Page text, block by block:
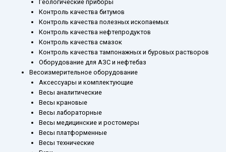
Геологические приборы
Контроль качества битумов
Контроль качества полезных ископаемых
Контроль качества нефтепродуктов
Контроль качества смазок
Контроль качества тампонажных и буровых растворов
Оборудование для АЗС и нефтебаз
Весоизмерительное оборудование
Аксессуары и комплектующие
Весы аналитические
Весы крановые
Весы лабораторные
Весы медицинские и ростомеры
Весы платформенные
Весы технические